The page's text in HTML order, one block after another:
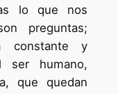
lo que nos
preguntas;
constante y
ser humano,
que quedan